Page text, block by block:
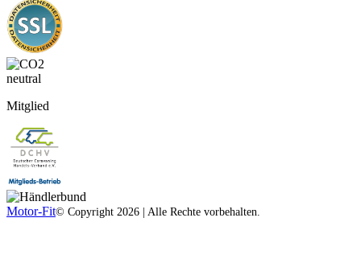
Mitglied
Motor-Fit© Copyright 2026 | Alle Rechte vorbehalten.